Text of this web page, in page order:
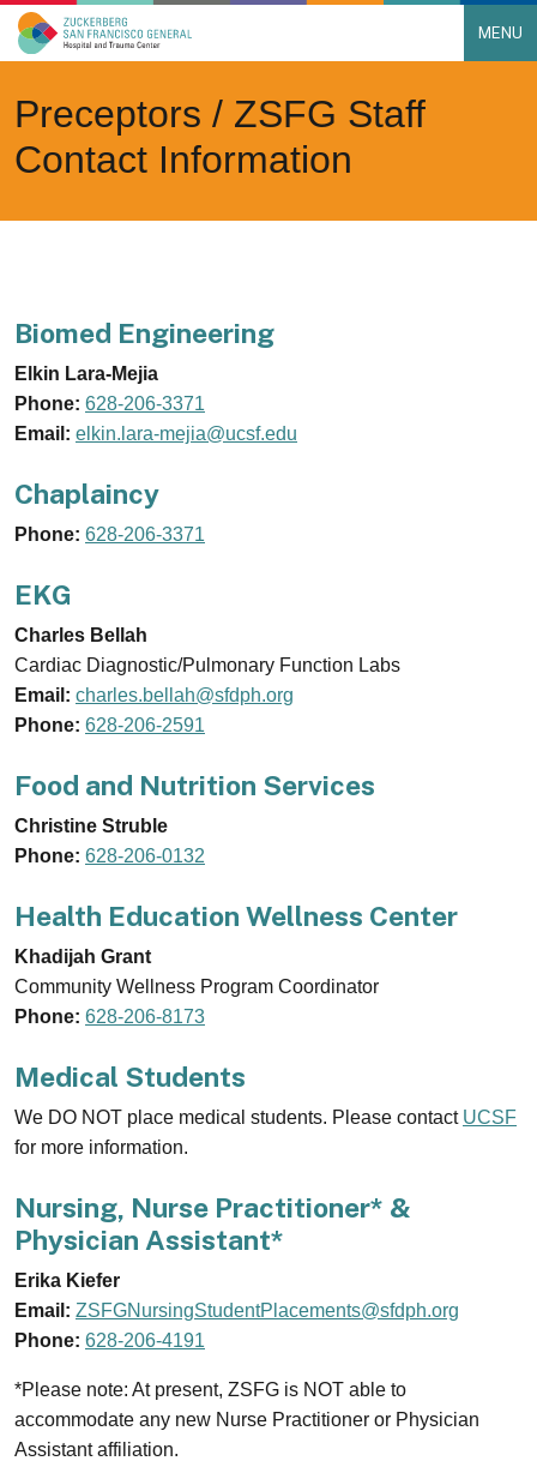
Main Navigation MENU
Preceptors / ZSFG Staff
Contact Information
Biomed Engineering
Elkin Lara-Mejia
Phone: 628-206-3371
Email: elkin.lara-mejia@ucsf.edu
Chaplaincy
Phone: 628-206-3371
EKG
Charles Bellah
Cardiac Diagnostic/Pulmonary Function Labs
Email: charles.bellah@sfdph.org
Phone: 628-206-2591
Food and Nutrition Services
Christine Struble
Phone: 628-206-0132
Health Education Wellness Center
Khadijah Grant
Community Wellness Program Coordinator
Phone: 628-206-8173
Medical Students
We DO NOT place medical students. Please contact UCSF
for more information.
Nursing, Nurse Practitioner* &
Physician Assistant*
Erika Kiefer
Email: ZSFGNursingStudentPlacements@sfdph.org
Phone: 628-206-4191
*Please note: At present, ZSFG is NOT able to
accommodate any new Nurse Practitioner or Physician
Assistant affiliation.